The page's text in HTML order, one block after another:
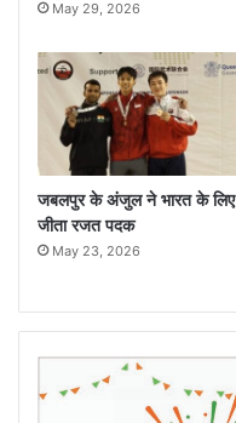
May 29, 2026
जबलपुर के अंजुल ने भारत के लिए
जीता रजत पदक
May 23, 2026